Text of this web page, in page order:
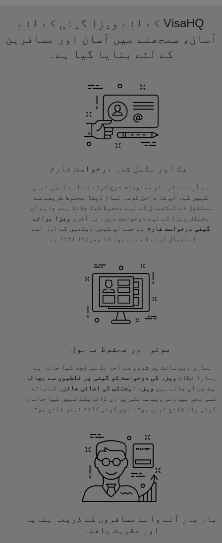
VisaHQ کے لئے ویزا گینی کے لئے
آسان، سمجھنے میں آسان اور مسافرین
کے لئے بنایا گیا ہے۔
ایک اور مکمل شدہ درخواست فارم
ہم آپ سے بار بار معلومات درج کرنے کے لیے کبھی نہیں
کہیں گے۔ آپ کا داخل کردہ تمام ڈیٹا محفوظ طریقے سے
مستقبل کے استعمال کے لیے محفوظ کیا جاتا ہے، چاہے آپ
مختلف ویزا کے لیے درخواست دیں۔ یہ آخری ویزا برائے
گینی درخواست فارم
ہے جسے آپ کبھی دیکھیں گے اور اسے
استعمال کرنے کے لیے ہوا کا جھونکا لگتا ہے۔
موثر اور محفوظ ماحول
ہماری ویب سائٹ پر شروع سے آخر تک سب کچھ کیا جاتا ہے۔
ہمارا نظام ویزہ کی درخواست کو گینی پر غلطیوں سے بچاتا
ہے جب آپ جاتے ہیں ویزہ ایجنٹس کی اضافی جائزہ
کے ساتھ۔
کسی بھی بیرونی ویب سائٹس پر ری ڈائریکٹ نہیں کیا جاتا،
کوئی وقت ضائع نہیں ہوتا اور کوئی کاغذ نہیں ضائع ہوتا۔
بار بار آنے والے مسافروں کے ذریعہ بنایا
اور تقویت یافتہ